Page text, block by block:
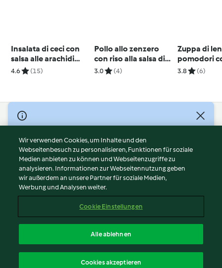
Insalata di ceci con
salsa alle arachidi
(vegan)
4.6 (15)
Pollo allo zenzero
con riso alla salsa di
arachidi
3.0 (4)
Zuppa di
pomodori
ripiene di
3.8 (6)
© Copyright 2026
Nutzungsbedingungen
Datenschutzrichtlinien
Disclaimer
Impressum
Cookies
Abo kündigen
Erklärung zur Barrierefreiheit
Wir verwenden Cookies, um Inhalte und den
Webseitenbesuch zu personalisieren, Funktionen für soziale
Medien anbieten zu können und Webseitenzugriffe zu
analysieren. Informationen zur Webseitennutzung geben
wir außerdem an unsere Partner für soziale Medien,
Werbung und Analysen weiter.
Cookie Einstellungen
Alle ablehnen
Cookies akzeptieren